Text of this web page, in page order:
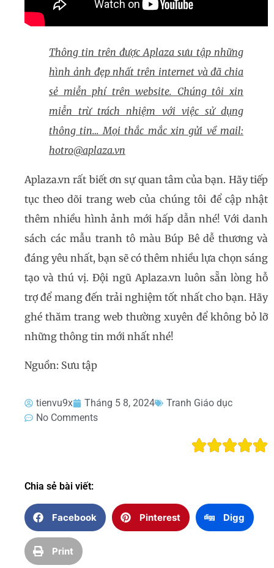
Thông tin trên được Aplaza sưu tập những
hình ảnh đẹp nhất trên internet và đã chia
sẻ miễn phí trên website. Chúng tôi xin
miễn trừ trách nhiệm với việc sử dụng
thông tin… Mọi thắc mắc xin gửi về mail:
hotro@aplaza.vn
Aplaza.vn rất biết ơn sự quan tâm của bạn. Hãy tiếp
tục theo dõi trang web của chúng tôi để cập nhật
thêm nhiều hình ảnh mới hấp dẫn nhé! Với danh
sách các mẫu tranh tô màu Búp Bê dễ thương và
đáng yêu nhất, bạn sẽ có thêm nhiều lựa chọn sáng
tạo và thú vị. Đội ngũ Aplaza.vn luôn sẵn lòng hỗ
trợ để mang đến trải nghiệm tốt nhất cho bạn. Hãy
ghé thăm trang web thường xuyên để không bỏ lỡ
những thông tin mới nhất nhé!
Nguồn: Sưu tập
tienvu9x Tháng 5 8, 2024
Tranh Giáo dục
No Comments
Chia sẻ bài viết:
Facebook Pinterest Digg
Print